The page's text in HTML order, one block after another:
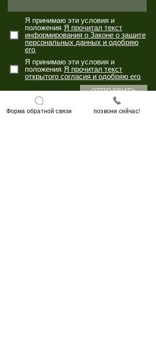
Я принимаю эти условия и
положения. Я прочитал текст
информирования о Законе о защите
персональных данных и одобряю
его.
Я принимаю эти условия и
положения. Я прочитал текст
открытого согласия и одобряю его.
отправить
Форма обратной связи позвони сейчас!